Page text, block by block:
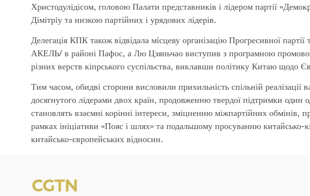
Христодулідісом, головою Палати представників і лідером партії
Дімітріу та низкою партійних і урядових лідерів.
Делегація КПК також відвідала місцеву організацію Прогресивної
АКЕЛЬ/ в районі Пафос, а Лю Цзяньчао виступив з програмною
різних верств кіпрського суспільства, виклавши політику Китаю щодо
Тим часом, обидві сторони висловили прихильність спільній реалізації
досягнутого лідерами двох країн, продовженню твердої підтримки один
становлять взаємні корінні інтереси, зміцненню міжпартійних обмінів,
рамках ініціативи «Пояс і шлях» та подальшому просуванню китайсько-
китайсько-європейських відносин.